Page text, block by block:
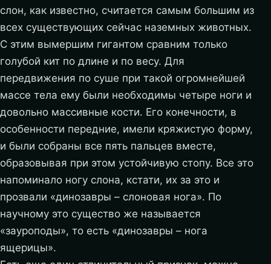
слон, как известно, считается самым большим из
всех существующих сейчас наземных животных.
С этим вымершим гигантом сравним только
голубой кит по длине и по весу. Для
передвижения по суше при такой огромнейшей
массе тела ему были необходимы четыре ноги и
довольно массивные кости. Его конечности, в
особенности передние, имели кряжистую форму,
и были собраны все пять пальцев вместе,
образовывая при этом устойчивую стопу. Все это
напоминало ногу слона, кстати, их за это и
прозвали «динозавры – слоновая нога». По
научному это существо же называется
«зауроподы», то есть «динозавры – нога
ящерицы».